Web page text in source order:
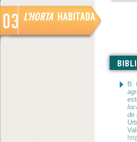
L'HORTA HABITADA
B.
de